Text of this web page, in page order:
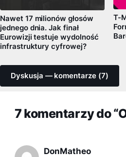
Nawet 17 milionów głosów
jednego dnia. Jak finał
Eurowizji testuje wydolność
infrastruktury cyfrowej?
T-
Dyskusja — komentarze (7)
7 komentarzy do
DonMatheo